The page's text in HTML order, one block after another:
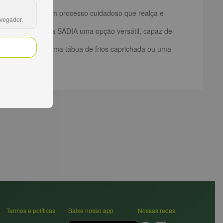
curadas em um processo cuidadoso que realça e
Fatiada SADIA uma opção versátil, capaz de
rápido, uma tábua de frios caprichada ou uma
Termos e políticas
Baixe nosso app Nossas redes